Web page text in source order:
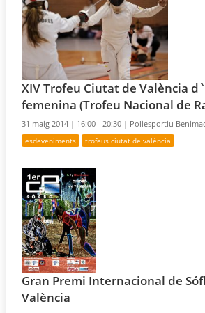
XIV Trofeu Ciutat de València
femenina (Trofeu Nacional de
31 maig 2014 | 16:00 - 20:30 | Poliesportiu
esdeveniments trofeus ciutat de valència
Gran Premi Internacional de
València